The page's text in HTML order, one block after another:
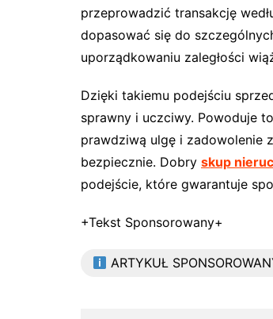
przeprowadzić transakcję
dopasować się do
uporządkowaniu zaległości
Dzięki takiemu podejściu
sprawny i uczciwy. Powoduje
prawdziwą ulgę i zadowolenie
bezpiecznie. Dobry skup
podejście, które gwarantuje
+Tekst Sponsorowany+
ARTYKUŁ